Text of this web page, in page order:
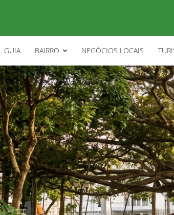
GUIA BAIRRO NEGÓCIOS LOCAIS